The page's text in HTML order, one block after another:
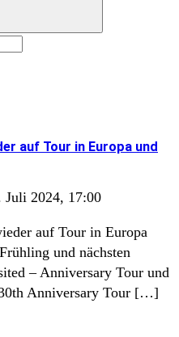
auf Tour in Europa und
Juli 2024, 17:00
auf Tour in Europa
und nächsten
– Anniversary Tour und
Anniversary Tour […]